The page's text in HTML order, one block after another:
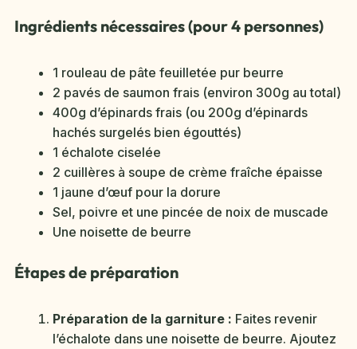
Ingrédients nécessaires (pour 4 personnes)
1 rouleau de pâte feuilletée pur beurre
2 pavés de saumon frais (environ 300g au total)
400g d’épinards frais (ou 200g d’épinards
hachés surgelés bien égouttés)
1 échalote ciselée
2 cuillères à soupe de crème fraîche épaisse
1 jaune d’œuf pour la dorure
Sel, poivre et une pincée de noix de muscade
Une noisette de beurre
Étapes de préparation
Préparation de la garniture : Faites revenir
l’échalote dans une noisette de beurre. Ajoutez